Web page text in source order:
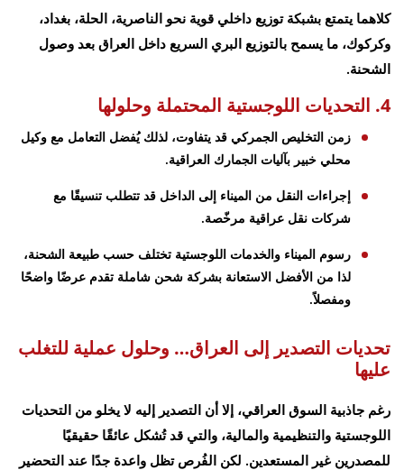
كلاهما يتمتع بشبكة توزيع داخلي قوية نحو الناصرية، الحلة، بغداد،
وكركوك، ما يسمح بالتوزيع البري السريع داخل العراق بعد وصول
الشحنة.
4. التحديات اللوجستية المحتملة وحلولها
زمن التخليص الجمركي قد يتفاوت، لذلك يُفضل التعامل مع وكيل
محلي خبير بآليات الجمارك العراقية.
إجراءات النقل من الميناء إلى الداخل قد تتطلب تنسيقًا مع
شركات نقل عراقية مرخّصة.
رسوم الميناء والخدمات اللوجستية تختلف حسب طبيعة الشحنة،
لذا من الأفضل الاستعانة بشركة شحن شاملة تقدم عرضًا واضحًا
ومفصلاً.
تحديات التصدير إلى العراق… وحلول عملية للتغلب
عليها
رغم جاذبية السوق العراقي، إلا أن التصدير إليه لا يخلو من التحديات
اللوجستية والتنظيمية والمالية، والتي قد تُشكل عائقًا حقيقيًا
للمصدرين غير المستعدين. لكن الفُرص تظل واعدة جدًا عند التحضير